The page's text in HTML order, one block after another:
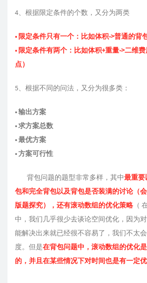
4、根据限定条件的个数，⼜分为两类
• 限定条件只有⼀个：比如体积->普通的背
• 限定条件有两个：比如体积+重量->⼆维
点）
5、根据不同的问法，⼜分为很多类：
• 输出方案
• 求方案总数
• 最优方案
• 方案可行性
背包问题的题型非常多样，其中最重要
包和完全背包以及背包是否装满的讨论（
版题探究），还有滚动数组的优化策略 （
中，我们几乎很少去谈论空间优化，因为
能解决出来就已经很不容易了，我们不太
度。但是在背包问题中，滚动数组的优化
的，并且在某些情况下对时间也是有一定